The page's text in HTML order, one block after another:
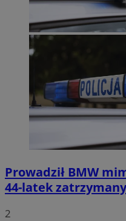
Prowadził BMW
44-latek
2